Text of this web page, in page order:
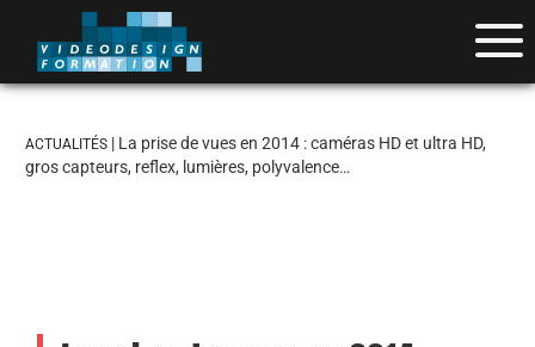
ACTUALITÉS | La prise de vues en 2014 : caméras HD et ultra HD,
gros capteurs, reflex, lumières, polyvalence…